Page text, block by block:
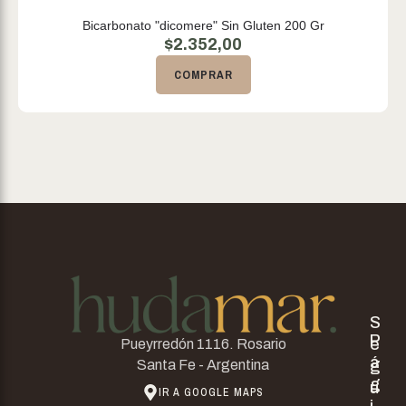
Bicarbonato "dicomere" Sin Gluten 200 Gr
$2.352,00
COMPRAR
Pueyrredón 1116. Rosario
Santa Fe - Argentina
IR A GOOGLE MAPS
P
á
g
S
e
g
u